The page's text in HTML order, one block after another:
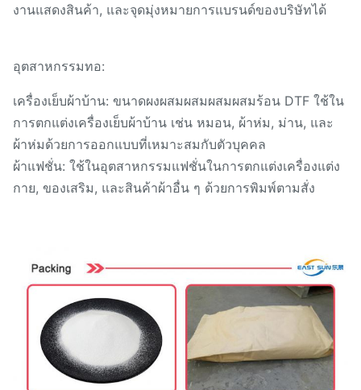
งานแสดงสินค้า, และจุดมุ่งหมายการแบรนด์ของบริษัทได้
อุตสาหกรรมทอ:
เครื่องเย็บผ้าบ้าน: ขนาดผงผสมผสมผสมผสมร้อน DTF ใช้ใน
การตกแต่งเครื่องเย็บผ้าบ้าน เช่น หมอน, ผ้าห่ม, ม่าน, และ
ผ้าห่มด้วยการออกแบบที่เหมาะสมกับตัวบุคคล
ผ้าแฟชั่น: ใช้ในอุตสาหกรรมแฟชั่นในการตกแต่งเครื่องแต่ง
กาย, ของเสริม, และสินค้าผ้าอื่น ๆ ด้วยการพิมพ์ตามสั่ง